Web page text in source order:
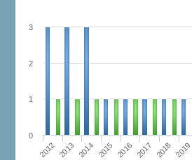
2012 2013 2014 2015 2016 2017 2018 2019
0
1
2
3